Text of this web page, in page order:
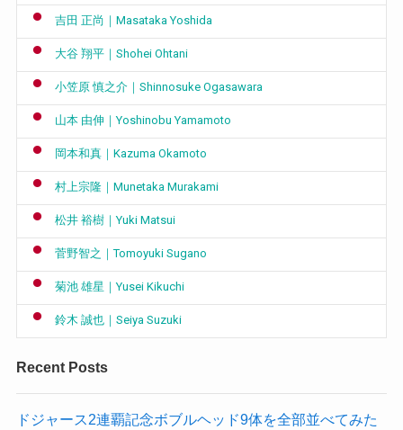
吉田 正尚｜Masataka Yoshida
大谷 翔平｜Shohei Ohtani
小笠原 慎之介｜Shinnosuke Ogasawara
山本 由伸｜Yoshinobu Yamamoto
岡本和真｜Kazuma Okamoto
村上宗隆｜Munetaka Murakami
松井 裕樹｜Yuki Matsui
菅野智之｜Tomoyuki Sugano
菊池 雄星｜Yusei Kikuchi
鈴木 誠也｜Seiya Suzuki
Recent Posts
ドジャース2連覇記念ボブルヘッド9体を全部並べてみた